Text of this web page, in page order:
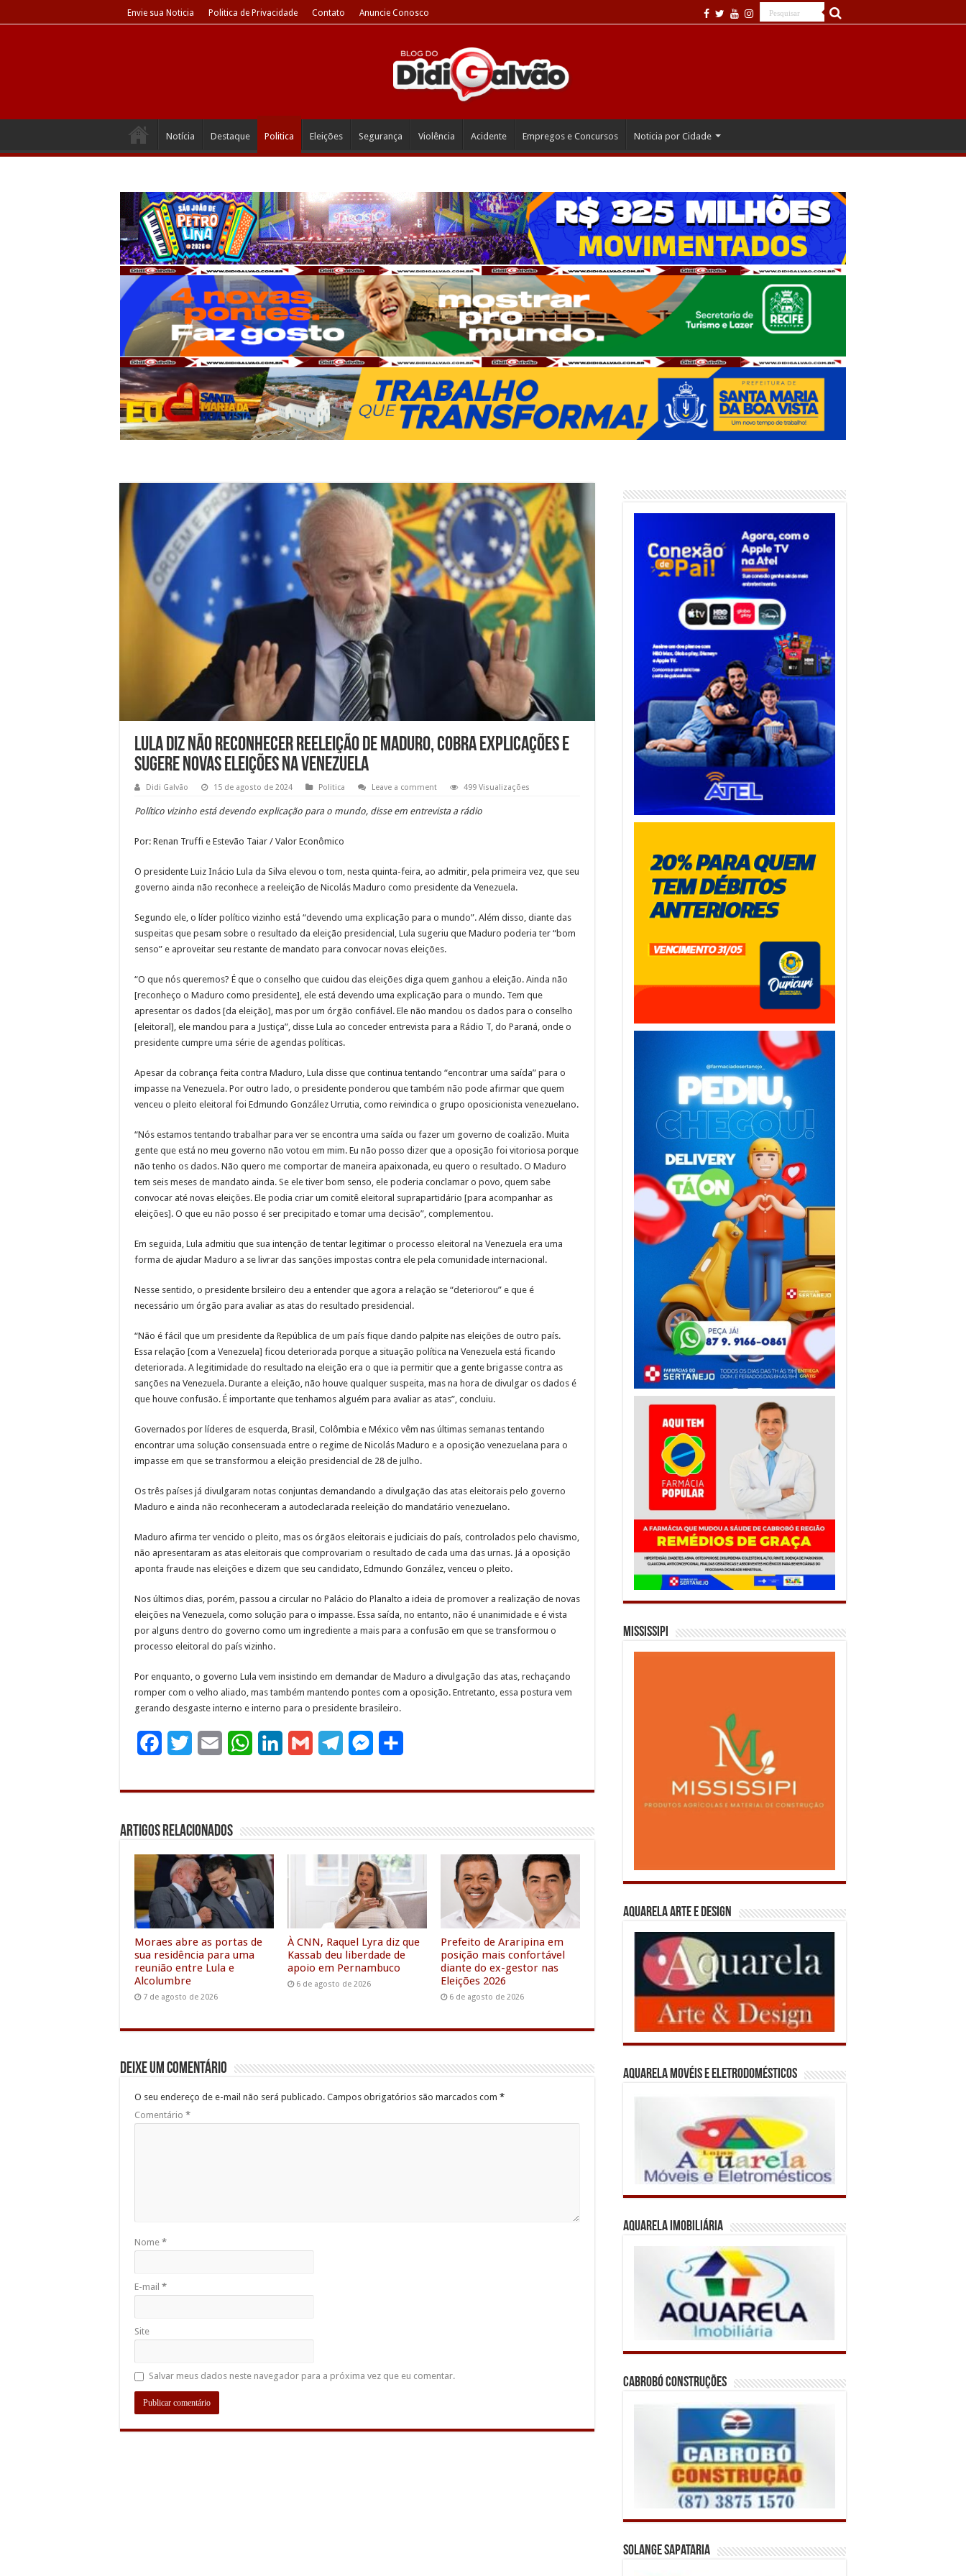
Envie sua Noticia Politica de Privacidade Contato Anuncie Conosco
Notícia Destaque Politica Eleições Segurança Violência Acidente Empregos e Concursos Noticia por Cidade
Lula diz não reconhecer reeleição de Maduro, cobra explicações e
sugere novas eleições na Venezuela
Didi Galvão 15 de agosto de 2024 Politica Leave a comment 499 Visualizações
Político vizinho está devendo explicação para o mundo, disse em entrevista a rádio
Por: Renan Truffi e Estevão Taiar / Valor Econômico
O presidente Luiz Inácio Lula da Silva elevou o tom, nesta quinta-feira, ao admitir, pela primeira vez, que seu
governo ainda não reconhece a reeleição de Nicolás Maduro como presidente da Venezuela.
Segundo ele, o líder político vizinho está “devendo uma explicação para o mundo”. Além disso, diante das
suspeitas que pesam sobre o resultado da eleição presidencial, Lula sugeriu que Maduro poderia ter “bom
senso” e aproveitar seu restante de mandato para convocar novas eleições.
“O que nós queremos? É que o conselho que cuidou das eleições diga quem ganhou a eleição. Ainda não
[reconheço o Maduro como presidente], ele está devendo uma explicação para o mundo. Tem que
apresentar os dados [da eleição], mas por um órgão confiável. Ele não mandou os dados para o conselho
[eleitoral], ele mandou para a Justiça”, disse Lula ao conceder entrevista para a Rádio T, do Paraná, onde o
presidente cumpre uma série de agendas políticas.
Apesar da cobrança feita contra Maduro, Lula disse que continua tentando “encontrar uma saída” para o
impasse na Venezuela. Por outro lado, o presidente ponderou que também não pode afirmar que quem
venceu o pleito eleitoral foi Edmundo González Urrutia, como reivindica o grupo oposicionista venezuelano.
“Nós estamos tentando trabalhar para ver se encontra uma saída ou fazer um governo de coalizão. Muita
gente que está no meu governo não votou em mim. Eu não posso dizer que a oposição foi vitoriosa porque
não tenho os dados. Não quero me comportar de maneira apaixonada, eu quero o resultado. O Maduro
tem seis meses de mandato ainda. Se ele tiver bom senso, ele poderia conclamar o povo, quem sabe
convocar até novas eleições. Ele podia criar um comitê eleitoral suprapartidário [para acompanhar as
eleições]. O que eu não posso é ser precipitado e tomar uma decisão”, complementou.
Em seguida, Lula admitiu que sua intenção de tentar legitimar o processo eleitoral na Venezuela era uma
forma de ajudar Maduro a se livrar das sanções impostas contra ele pela comunidade internacional.
Nesse sentido, o presidente brsileiro deu a entender que agora a relação se “deteriorou” e que é
necessário um órgão para avaliar as atas do resultado presidencial.
“Não é fácil que um presidente da República de um país fique dando palpite nas eleições de outro país.
Essa relação [com a Venezuela] ficou deteriorada porque a situação política na Venezuela está ficando
deteriorada. A legitimidade do resultado na eleição era o que ia permitir que a gente brigasse contra as
sanções na Venezuela. Durante a eleição, não houve qualquer suspeita, mas na hora de divulgar os dados é
que houve confusão. É importante que tenhamos alguém para avaliar as atas”, concluiu.
Governados por líderes de esquerda, Brasil, Colômbia e México vêm nas últimas semanas tentando
encontrar uma solução consensuada entre o regime de Nicolás Maduro e a oposição venezuelana para o
impasse em que se transformou a eleição presidencial de 28 de julho.
Os três países já divulgaram notas conjuntas demandando a divulgação das atas eleitorais pelo governo
Maduro e ainda não reconheceram a autodeclarada reeleição do mandatário venezuelano.
Maduro afirma ter vencido o pleito, mas os órgãos eleitorais e judiciais do país, controlados pelo chavismo,
não apresentaram as atas eleitorais que comprovariam o resultado de cada uma das urnas. Já a oposição
aponta fraude nas eleições e dizem que seu candidato, Edmundo González, venceu o pleito.
Nos últimos dias, porém, passou a circular no Palácio do Planalto a ideia de promover a realização de novas
eleições na Venezuela, como solução para o impasse. Essa saída, no entanto, não é unanimidade e é vista
por alguns dentro do governo como um ingrediente a mais para a confusão em que se transformou o
processo eleitoral do país vizinho.
Por enquanto, o governo Lula vem insistindo em demandar de Maduro a divulgação das atas, rechaçando
romper com o velho aliado, mas também mantendo pontes com a oposição. Entretanto, essa postura vem
gerando desgaste interno e interno para o presidente brasileiro.
c
b
o
i
t
e
r
a
l
a
s
A
n
e
a
l
l
g
r
a
m
s
e
n
g
e
r
a
e
Artigos Relacionados
Moraes abre as portas de
sua residência para uma
reunião entre Lula e
Alcolumbre
7 de agosto de 2026
À CNN, Raquel Lyra diz que
Kassab deu liberdade de
apoio em Pernambuco
6 de agosto de 2026
Prefeito de Araripina em
posição mais confortável
diante do ex-gestor nas
Eleições 2026
6 de agosto de 2026
Deixe um comentário
O seu endereço de e-mail não será publicado. Campos obrigatórios são marcados com *
Comentário *
Nome *
E-mail *
Site
Salvar meus dados neste navegador para a próxima vez que eu comentar.
Mississipi
Aquarela Arte e Design
Aquarela Movéis e Eletrodomésticos
Aquarela Imobiliária
Cabrobó Construções
Solange Sapataria